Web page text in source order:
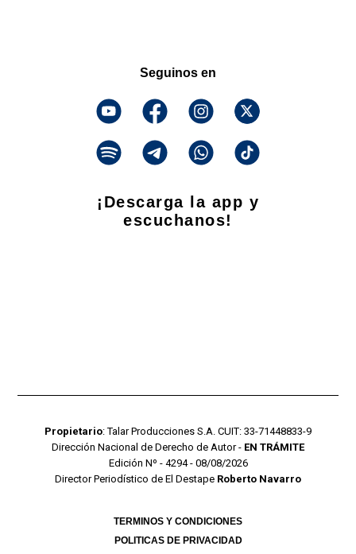
Seguinos en
¡Descarga la app y
escuchanos!
Propietario: Talar Producciones S.A. CUIT: 33-71448833-9
Dirección Nacional de Derecho de Autor - EN TRÁMITE
Edición Nº - 4294 - 08/08/2026
Director Periodístico de El Destape Roberto Navarro
TERMINOS Y CONDICIONES
POLITICAS DE PRIVACIDAD